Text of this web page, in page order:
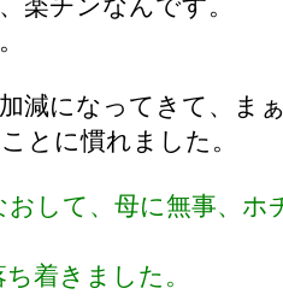
楽チンなんです。
減になってきて、ま
とに慣れました。
おして、母に無事、ホ
着きました。